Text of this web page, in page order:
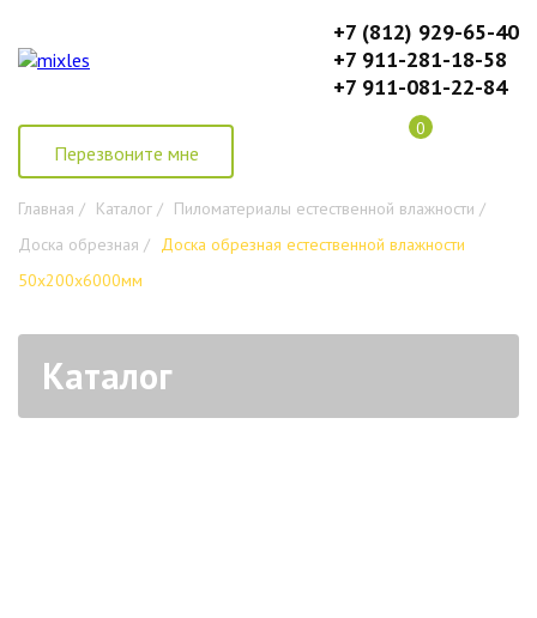
+7 (812) 929-65-40
+7 911-281-18-58
+7 911-081-22-84
Перезвоните мне
0
Главная / Каталог / Пиломатериалы естественной влажности /
Доска обрезная / Доска обрезная естественной влажности
50х200х6000мм
Каталог